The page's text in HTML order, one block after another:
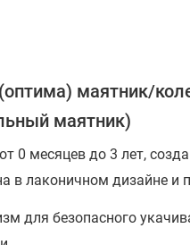
маятник/
маятник)
0 месяцев до 3 лет,
лаконичном дизайне и
для безопасного